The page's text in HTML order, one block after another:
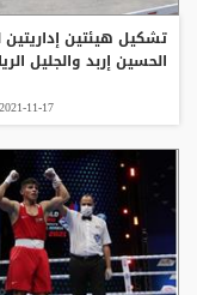
تشكيل هيئتين إداريتين
الحسين إربد والجليل
2021-11-17 | 03:19 م